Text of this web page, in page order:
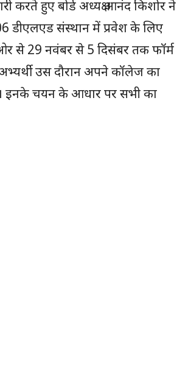
करते हुए बोर्ड अध्यक्ष आनंद किशोर ने
डीएलएड संस्थान में प्रवेश के लिए
ओर से 29 नवंबर से 5 दिसंबर तक फॉर्म
उस दौरान अपने कॉलेज का
चयन के आधार पर सभी का